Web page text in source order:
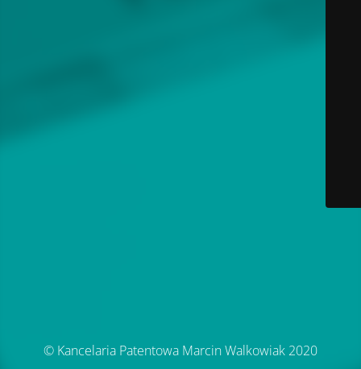
© Kancelaria Patentowa Marcin Walkowiak 2020